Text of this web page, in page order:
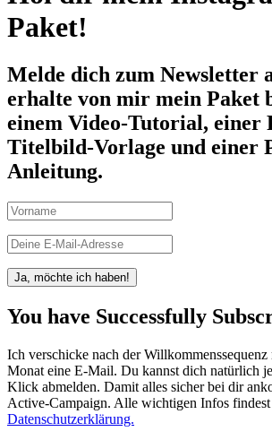
Paket!
Melde dich zum Newsletter
erhalte von mir mein Paket
einem Video-Tutorial, einer
Titelbild-Vorlage und einer
Anleitung.
Ja, möchte ich haben!
You have Successfully
Ich verschicke nach der
Monat eine E-Mail. Du kannst dich natürlich
Klick abmelden. Damit alles sicher bei dir
Active-Campaign. Alle wichtigen Infos
Datenschutzerklärung.